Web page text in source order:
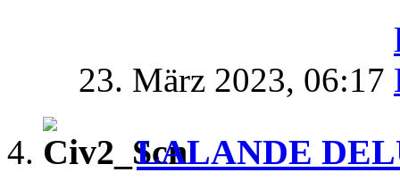
23. März 2023, 06:17
LALANDE